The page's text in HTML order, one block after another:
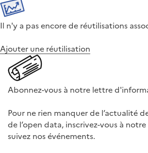
Il n'y a pas encore de réutilisations
Ajouter une réutilisation
Abonnez-vous à notre lettre
Pour ne rien manquer de l’actualité
de l’open data, inscrivez-vous à
suivez nos événements.